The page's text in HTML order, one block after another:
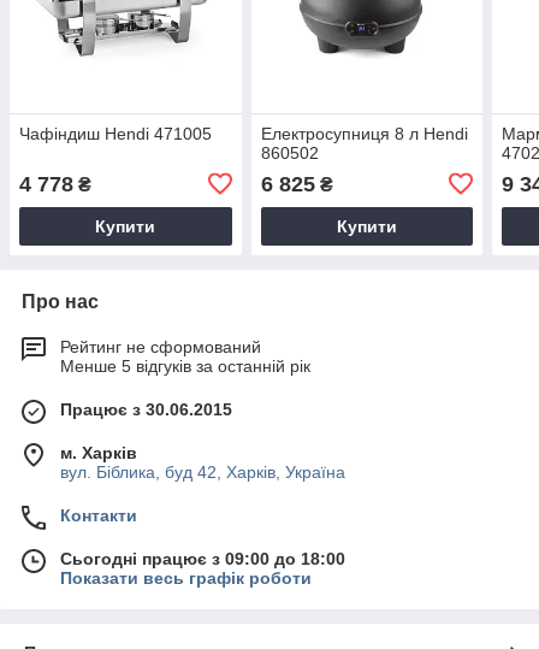
Чафіндиш Hendi 471005
4 778 ₴
Купити
Електросупниця 8 л Hendi
860502
6 825₴
Купити
9
Про нас
Рейтинг не сформований
Менше 5 відгуків за останній рік
Працює з 30.06.2015
м. Харків
вул. Біблика, буд 42, Харків, Україна
Контакти
Сьогодні працює з 09:00 до 18:00
Показати весь графік роботи